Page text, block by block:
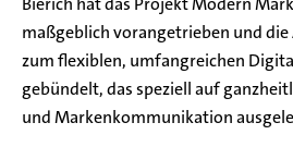
maßgeblich vorangetrieben und
zum flexiblen, umfangreichen
gebündelt, das speziell auf
und Markenkommunikation